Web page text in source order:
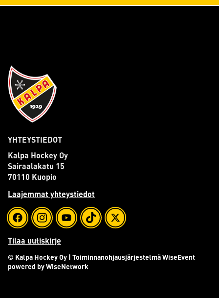
YHTEYSTIEDOT
Kalpa Hockey Oy
Sairaalakatu 15
70110 Kuopio
Laajemmat yhteystiedot
Tilaa uutiskirje
© Kalpa Hockey Oy | ToiminnanohjausjärjestelmäWiseEvent
powered byWiseNetwork